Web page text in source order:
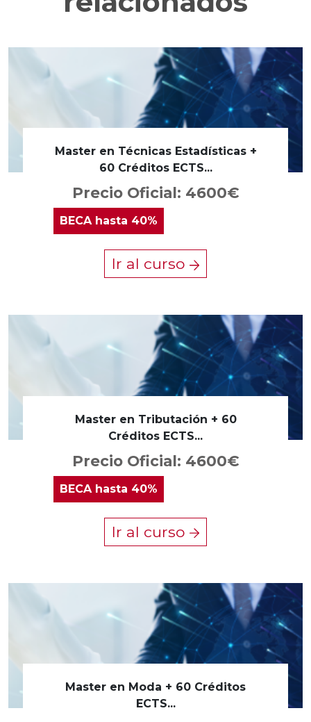
Master en Técnicas Estadísticas +
60 Créditos ECTS...
Precio Oficial: 4600€
BECAhasta 40%
Ir al curso
Master en Tributación + 60
Créditos ECTS...
Precio Oficial: 4600€
BECA hasta 40%
Ir al curso
Master en Moda + 60 Créditos
ECTS...